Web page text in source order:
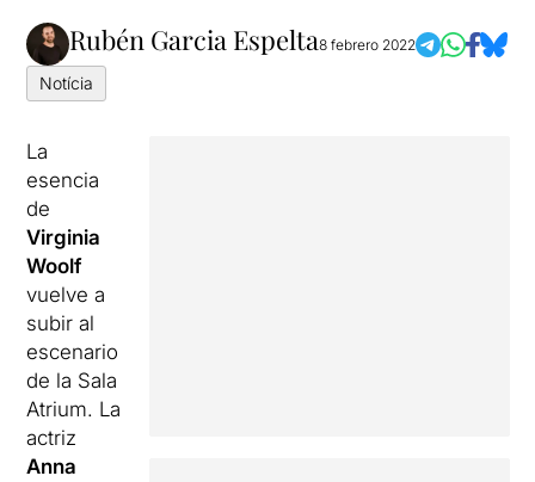
Rubén Garcia Espelta8 febrero 2022
Notícia
La
esencia
de
Virginia
Woolf
vuelve a
subir al
escenario
de la Sala
Atrium. La
actriz
Anna